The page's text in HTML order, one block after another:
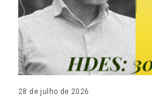
28 de julho de 2026